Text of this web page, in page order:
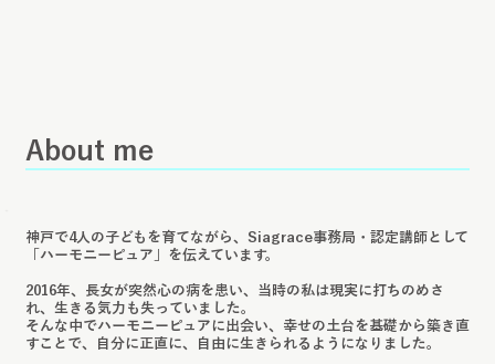
神戸で4人の子どもを育てながら、Siagrace事務局・認定講師として
「ハーモニーピュア」を伝えています。
2016年、長女が突然心の病を患い、当時の私は現実に打ちのめさ
れ、生きる気力も失っていました。
そんな中でハーモニーピュアに出会い、幸せの土台を基礎から築き直
すことで、自分に正直に、自由に生きられるようになりました。
​About me